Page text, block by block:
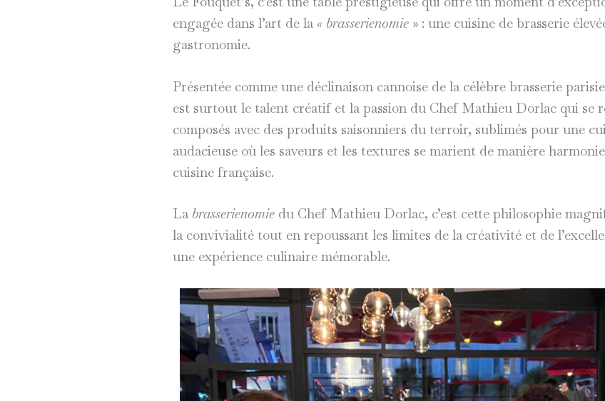
engagée dans l’art de la « brasserienomie » : une cuisine de brasserie
gastronomie.
Présentée comme une déclinaison cannoise de la célèbre brasserie
est surtout le talent créatif et la passion du Chef Mathieu Dorlac qui se
composés avec des produits saisonniers du terroir, sublimés pour une
audacieuse où les saveurs et les textures se marient de manière
cuisine française.
La brasserienomie du Chef Mathieu Dorlac, c’est cette philosophie
la convivialité tout en repoussant les limites de la créativité et de
une expérience culinaire mémorable.